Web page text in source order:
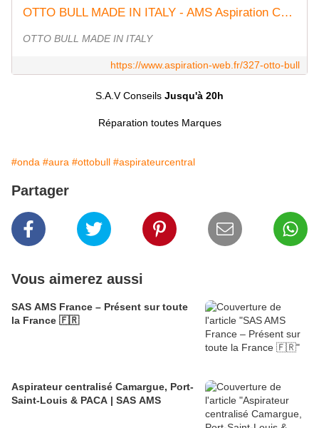
OTTO BULL MADE IN ITALY - AMS Aspiration Centralisée
OTTO BULL MADE IN ITALY
https://www.aspiration-web.fr/327-otto-bull
S.A.V Conseils Jusqu'à 20h
Réparation toutes Marques
#onda #aura #ottobull #aspirateurcentral
Partager
Vous aimerez aussi
SAS AMS France – Présent sur toute
la France 🇫🇷
Aspirateur centralisé Camargue, Port-
Saint-Louis & PACA | SAS AMS